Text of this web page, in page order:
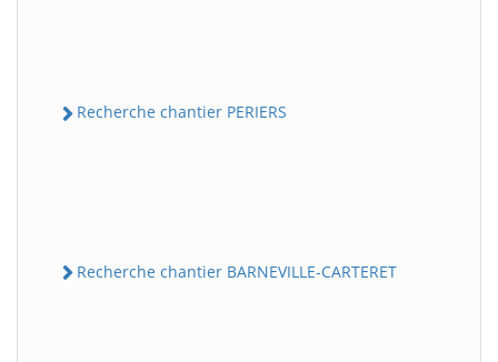
Recherche chantier PERIERS
Recherche chantier BARNEVILLE-CARTERET